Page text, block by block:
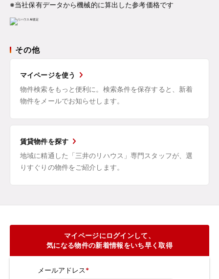
※当社保有データから機械的に算出した参考価格です
その他
マイページを使う
物件検索をもっと便利に。検索条件を保存すると、新着
物件をメールでお知らせします。
賃貸物件を探す
地域に精通した「三井のリハウス」専門スタッフが、選
りすぐりの物件をご紹介します。
マイページにログインして、
気になる物件の新着情報をいち早く取得
メールアドレス